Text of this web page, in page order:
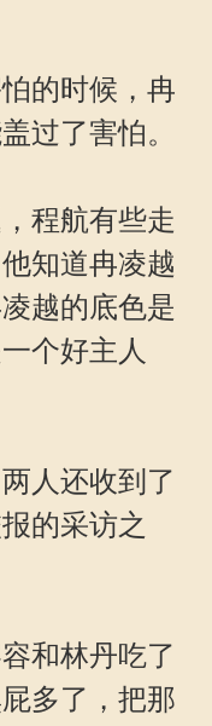
的时候，冉
过了害怕。
程航有些走
知道冉凌越
越的底色是
个好主人
人还收到了
的采访之
和林丹吃了
多了，把那